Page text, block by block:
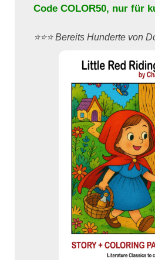
Code COLOR50, nur für
⭐️⭐️⭐️ Bereits Hunderte von